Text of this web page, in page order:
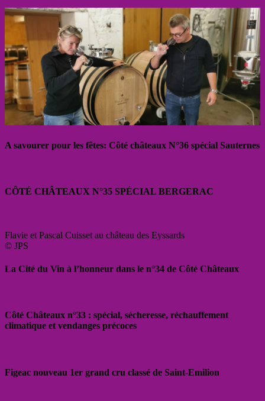
A savourer pour les fêtes: Côté châteaux N°36 spécial Sauternes
CÔTÉ CHÂTEAUX N°35 SPÉCIAL BERGERAC
Flavie et Pascal Cuisset au château des Eyssards
© JPS
La Cité du Vin à l’honneur dans le n°34 de Côté Châteaux
Côté Châteaux n°33 : spécial, sécheresse, réchauffement
climatique et vendanges précoces
Figeac nouveau 1er grand cru classé de Saint-Emilion